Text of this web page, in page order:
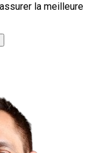
la meilleure